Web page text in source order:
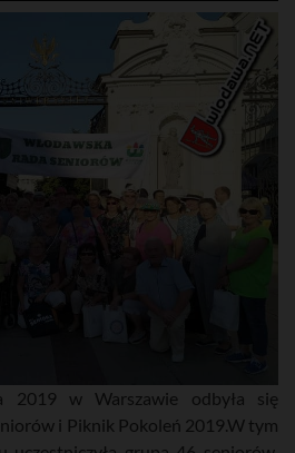
w Warszawie odbyła się
i Piknik Pokoleń 2019.W tym